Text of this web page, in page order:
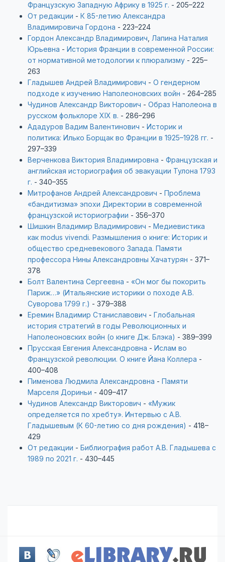
Французскую Западную Африку в 1925 г. - 205–222
От редакции - К 85-летию Александра
Владимировича Гордона - 223–224
Гордон Александр Владимирович Лапина Наталия
Юрьевна - История Франции в современной России:
от нормативной методологии к плюрализму - 225–
263
Гладышев Андрей Владимирович - О гендерном
подходе к изучению Наполеоновских войн - 264–285
Чудинов Александр Викторович - Образ Наполеона в
русском фольклоре XIX в. - 286–296
Ададуров Вадим Валентинович - Историк и
политика: Илько Борщак во Франции в 1925–1928 гг. -
297–339
Верченкова Виктория Владимировна - Французская и
английская историография об эвакуации Тулона 1793
г. - 340–355
Митрофанов Андрей Александрович - Проблема
«бандитизма» эпохи Директории в современной
французской историографии - 356–370
Шишкин Владимир Владимирович - Медиевистика
как modus vivendi. Размышления о книге: Историк и
общество средневекового Запада. Памяти
профессора Нины Александровны Хачатурян - 371–
378
Болт Валентина Сергеевна - «Он мог бы покорить
Париж…» (Итальянские историки о походе А.В.
Суворова 1799 г.) - 379–388
Еремин Владимир Станиславович - Глобальная
история стратегий в годы Революционных и
Наполеоновских войн (о книге Дж. Блэка) - 389–399
Прусская Евгения Александровна - Ислам во
Французской революции. О книге Йана Коллера -
400–408
Пименова Людмила Александровна - Памяти
Марселя Дориньи - 409–417
Чудинов Александр Викторович - «Мужик
определяется по хребту». Интервью с А.В.
Гладышевым (К 60-летию со дня рождения) - 418–
429
От редакции - Библиография работ А.В. Гладышева с
1989 по 2021 г. - 430–445